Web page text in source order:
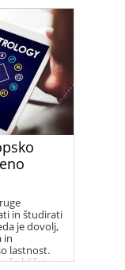
in študirati
je dovolj,
in
lastnost.
bližnje.